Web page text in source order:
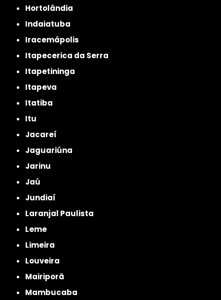
Hortolândia
Indaiatuba
Iracemápolis
Itapecerica da Serra
Itapetininga
Itapeva
Itatiba
Itu
Jacareí
Jaguariúna
Jarinu
Jaú
Jundiaí
Laranjal Paulista
Leme
Limeira
Louveira
Mairiporã
Mambucaba